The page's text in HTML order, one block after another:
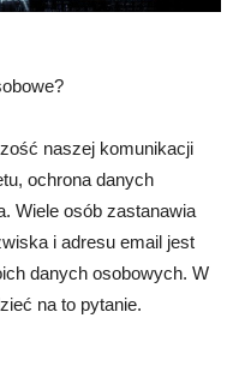
naszej komunikacji
ochrona danych
Wiele osób zastanawia
i adresu email jest
danych osobowych. W
na to pytanie.